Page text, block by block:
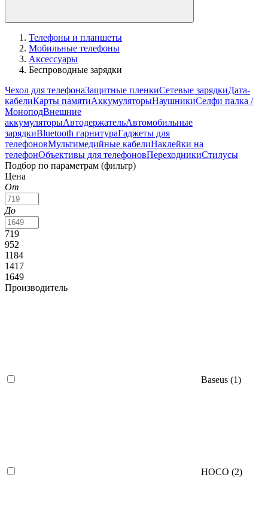
Телефоны и планшеты
Мобильные телефоны
Аксессуары
Беспроводные зарядки
Чехол для телефонаЗащитные пленкиСетевые зарядкиДата-
кабелиКарты памятиАккумуляторыНаушникиСелфи палка /
МоноподВнешние
аккумуляторыАвтодержательАвтомобильные
зарядкиBluetooth гарнитураГаджеты для
телефоновМультимедийные кабелиНаклейки на
телефонОбъективы для телефоновПереходникиСтилусы
Подбор по параметрам (фильтр)
Цена
От
До
719
952
1184
1417
1649
Производитель
Baseus (1)
HOCO (2)